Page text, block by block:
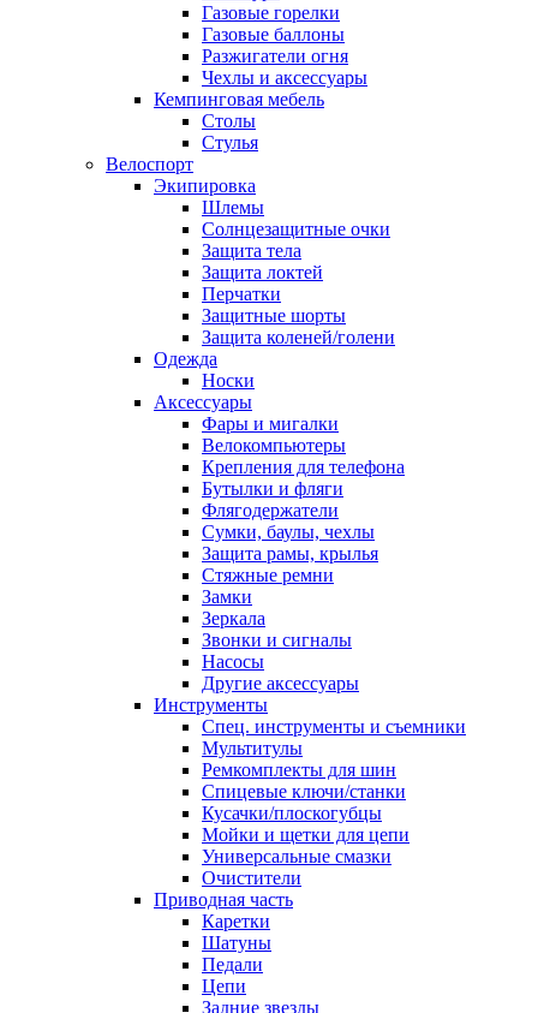
Газовые горелки
Газовые баллоны
Разжигатели огня
Чехлы и аксессуары
Кемпинговая мебель
Столы
Стулья
Велоспорт
Экипировка
Шлемы
Солнцезащитные очки
Защита тела
Защита локтей
Перчатки
Защитные шорты
Защита коленей/голени
Одежда
Носки
Аксессуары
Фары и мигалки
Велокомпьютеры
Крепления для телефона
Бутылки и фляги
Флягодержатели
Сумки, баулы, чехлы
Защита рамы, крылья
Стяжные ремни
Замки
Зеркала
Звонки и сигналы
Насосы
Другие аксессуары
Инструменты
Спец. инструменты и съемники
Мультитулы
Ремкомплекты для шин
Спицевые ключи/станки
Кусачки/плоскогубцы
Мойки и щетки для цепи
Универсальные смазки
Очистители
Приводная часть
Каретки
Шатуны
Педали
Цепи
Задние звезды